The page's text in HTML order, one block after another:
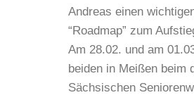
Andreas einen
“Roadmap” zum
Am 28.02. und am
beiden in Meißen beim
Sächsischen